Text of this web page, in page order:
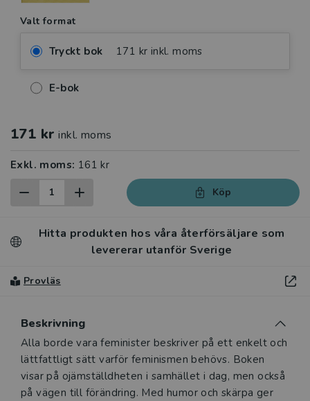
Valt format
Tryckt bok 171 kr inkl. moms
E-bok
171 kr inkl. moms
Exkl. moms: 161 kr
Köp
Hitta produkten hos våra återförsäljare som
levererar utanför Sverige
Provläs
Beskrivning
Beskrivning
Alla borde vara feminister beskriver på ett enkelt och
lättfattligt sätt varför feminismen behövs. Boken
visar på ojämställdheten i samhället i dag, men också
på vägen till förändring. Med humor och skärpa ger